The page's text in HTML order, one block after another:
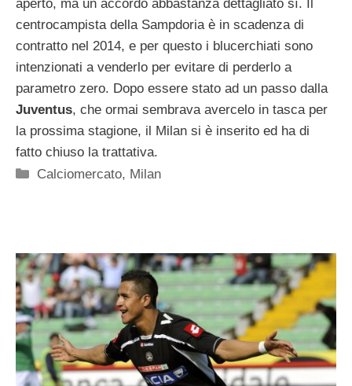
aperto, ma un accordo abbastanza dettagliato sì. Il
centrocampista della Sampdoria è in scadenza di
contratto nel 2014, e per questo i blucerchiati sono
intenzionati a venderlo per evitare di perderlo a
parametro zero. Dopo essere stato ad un passo dalla
Juventus, che ormai sembrava avercelo in tasca per
la prossima stagione, il Milan si è inserito ed ha di
fatto chiuso la trattativa.
Categorie
Calciomercato, Milan